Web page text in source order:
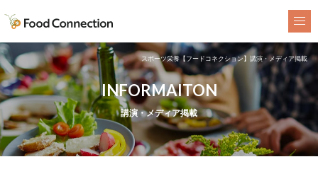
スポーツ栄養【フードコネクション】講演・メディア掲載
INFORMAITON
講演・メディア掲載